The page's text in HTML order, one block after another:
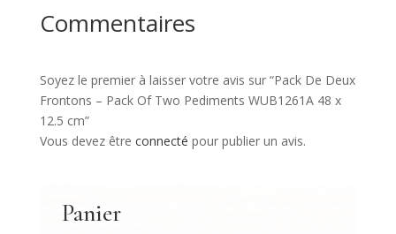
Commentaires
Soyez le premier à laisser votre avis sur “Pack De Deux
Frontons – Pack Of Two Pediments WUB1261A 48 x
12.5 cm”
Vous devez être connecté pour publier un avis.
Panier